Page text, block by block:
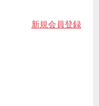
新規会員登録